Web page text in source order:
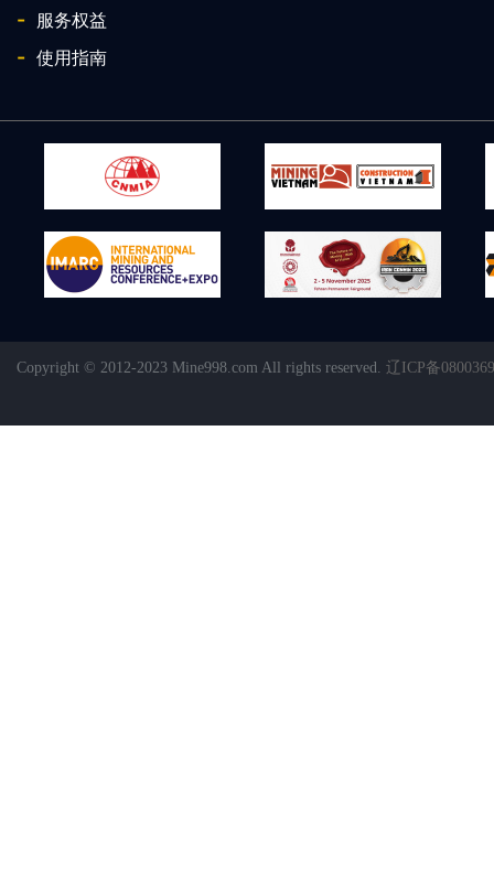
- 服务权益
- 使用指南
Copyright © 2012-2023 Mine998.com All rights reserved. 辽ICP备